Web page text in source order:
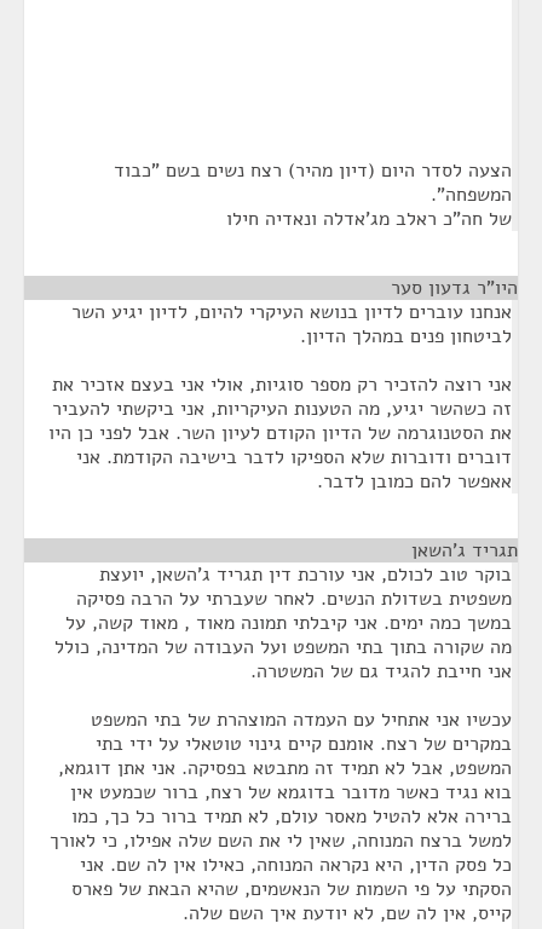
הצעה לסדר היום (דיון מהיר) רצח נשים בשם "כבוד
המשפחה".
של חה"כ ראלב מג'אדלה ונאדיה חילו
היו"ר גדעון סער
אנחנו עוברים לדיון בנושא העיקרי להיום, לדיון יגיע השר
לביטחון פנים במהלך הדיון.
אני רוצה להזכיר רק מספר סוגיות, אולי אני בעצם אזכיר את
זה כשהשר יגיע, מה הטענות העיקריות, אני ביקשתי להעביר
את הסטנוגרמה של הדיון הקודם לעיון השר. אבל לפני כן היו
דוברים ודוברות שלא הספיקו לדבר בישיבה הקודמת. אני
אאפשר להם כמובן לדבר.
תגריד ג'השאן
בוקר טוב לכולם, אני עורכת דין תגריד ג'השאן, יועצת
משפטית בשדולת הנשים. לאחר שעברתי על הרבה פסיקה
במשך כמה ימים. אני קיבלתי תמונה מאוד , מאוד קשה, על
מה שקורה בתוך בתי המשפט ועל העבודה של המדינה, כולל
אני חייבת להגיד גם של המשטרה.
עכשיו אני אתחיל עם העמדה המוצהרת של בתי המשפט
במקרים של רצח. אומנם קיים גינוי טוטאלי על ידי בתי
המשפט, אבל לא תמיד זה מתבטא בפסיקה. אני אתן דוגמא,
בוא נגיד כאשר מדובר בדוגמא של רצח, ברור שכמעט אין
ברירה אלא להטיל מאסר עולם, לא תמיד ברור כל כך, כמו
למשל ברצח המנוחה, שאין לי את השם שלה אפילו, כי לאורך
כל פסק הדין, היא נקראה המנוחה, כאילו אין לה שם. אני
הסקתי על פי השמות של הנאשמים, שהיא הבאת של פארס
קייס, אין לה שם, לא יודעת איך השם שלה.